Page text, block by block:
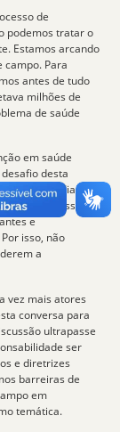
de
podemos tratar o
Estamos arcando
campo. Para
antes de tudo
milhões de
de saúde
em saúde
desta
à moradia,
e o acesso
e
isso, não
a
vez mais atores
conversa para
ultrapasse
ser
e diretrizes
barreiras de
em
temática.